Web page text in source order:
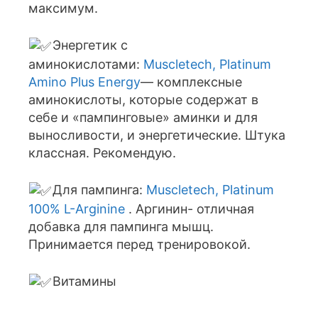
максимум.
Энергетик с
аминокислотами: Muscletech, Platinum
Amino Plus Energy— комплексные
аминокислоты, которые содержат в
себе и «пампинговые» аминки и для
выносливости, и энергетические. Штука
классная. Рекомендую.
Для пампинга: Muscletech, Platinum
100% L-Arginine . Аргинин- отличная
добавка для пампинга мышц.
Принимается перед тренировокой.
Витамины